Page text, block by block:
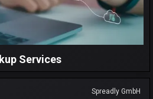
Services
Spreadly GmbH